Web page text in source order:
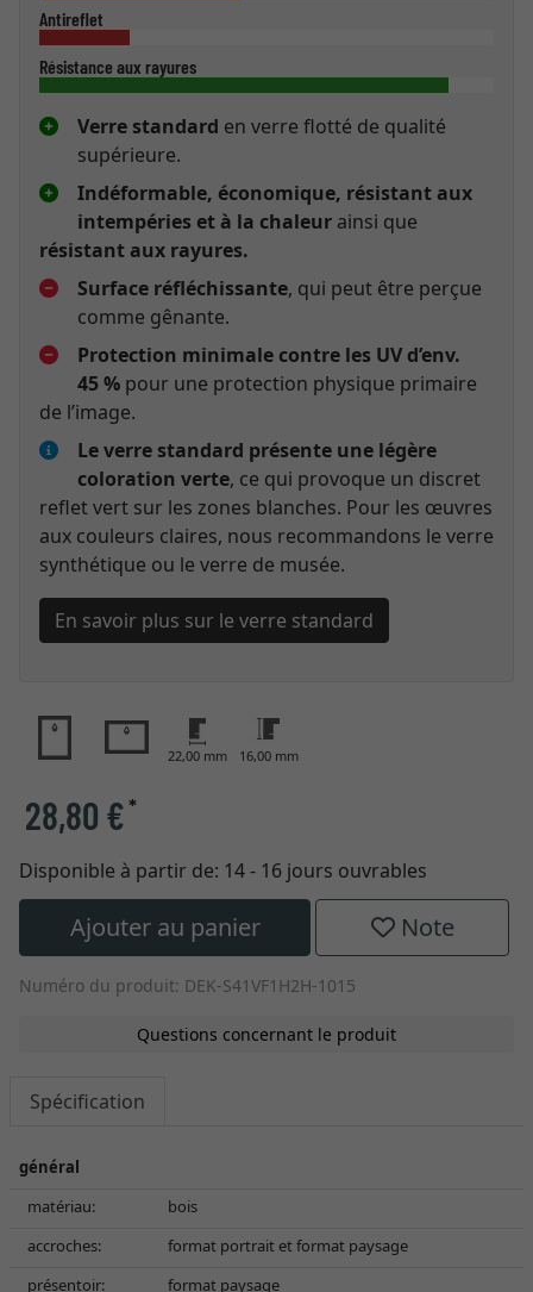
Antireflet
Résistance aux rayures
Verre standard en verre flotté de qualité
supérieure.
Indéformable, économique, résistant aux
intempéries et à la chaleur ainsi que
résistant aux rayures.
Surface réfléchissante, qui peut être perçue
comme gênante.
Protection minimale contre les UV d’env.
45 % pour une protection physique primaire
de l’image.
Le verre standard présente une légère
coloration verte, ce qui provoque un discret
reflet vert sur les zones blanches. Pour les œuvres
aux couleurs claires, nous recommandons le verre
synthétique ou le verre de musée.
En savoir plus sur le verre standard
22,00 mm 16,00 mm
28,80 €*
Disponible à partir de: 14 - 16 jours ouvrables
Ajouter au panier Note
Numéro du produit: DEK-S41VF1H2H-1015
Questions concernant le produit
Spécification
général
matériau:
bois
accroches:
format portrait et format paysage
présentoir:
format paysage